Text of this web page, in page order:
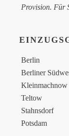
Provision. Für
Berlin
Berliner
Kleinmachnow
Teltow
Stahnsdorf
Potsdam